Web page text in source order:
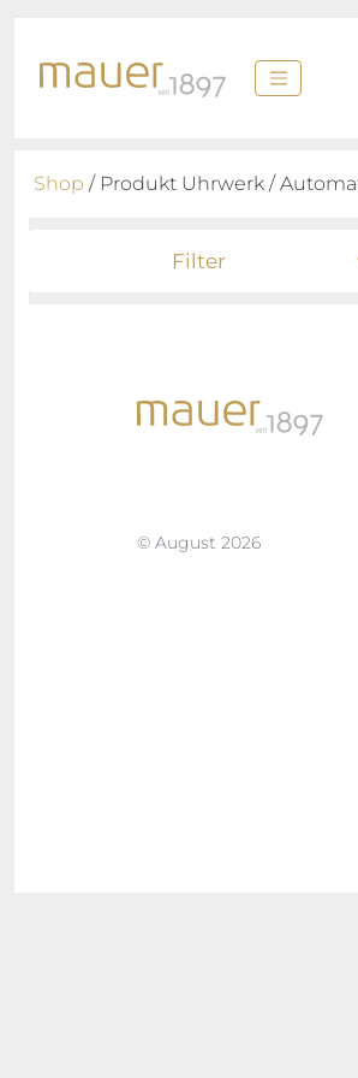
Shop / Produkt Uhrwerk /
Filter
© August 2026